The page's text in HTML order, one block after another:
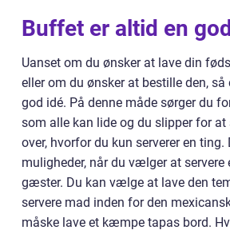
Buffet er altid en
Uanset om du ønsker at lave din
eller om du ønsker at bestille den,
god idé. På denne måde sørger du
som alle kan lide og du slipper for at
over, hvorfor du kun serverer en ting.
muligheder, når du vælger at
gæster. Du kan vælge at lave den
servere mad inden for den
måske lave et kæmpe tapas bord.